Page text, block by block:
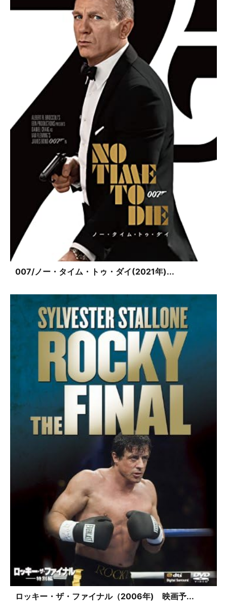
007/ノー・タイム・トゥ・ダイ(2021年)...
ロッキー・ザ・ファイナル（2006年) 映画予...